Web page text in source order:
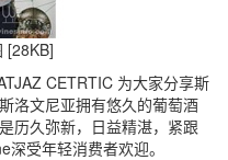
[28KB]
CETRTIC 为大家分享斯
洛文尼亚拥有悠久的葡萄酒
历久弥新，日益精湛，紧跟
受年轻消费者欢迎。